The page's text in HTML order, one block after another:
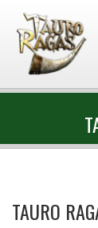
TAURO